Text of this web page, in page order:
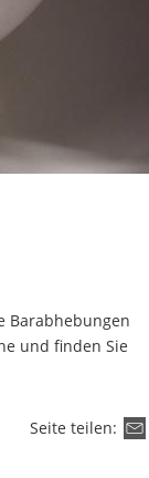
Barabhebungen
und finden Sie
Seite teilen: